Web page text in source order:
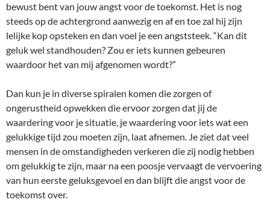
bewust bent van jouw angst voor de toekomst. Het is nog
steeds op de achtergrond aanwezig en af en toe zal hij zijn
lelijke kop opsteken en dan voel je een angststeek. “Kan dit
geluk wel standhouden? Zou er iets kunnen gebeuren
waardoor het van mij afgenomen wordt?”
Dan kun je in diverse spiralen komen die zorgen of
ongerustheid opwekken die ervoor zorgen dat jij de
waardering voor je situatie, je waardering voor iets wat een
gelukkige tijd zou moeten zijn, laat afnemen. Je ziet dat veel
mensen in de omstandigheden verkeren die zij nodig hebben
om gelukkig te zijn, maar na een poosje vervaagt de vervoering
van hun eerste geluksgevoel en dan blijft die angst voor de
toekomst over.